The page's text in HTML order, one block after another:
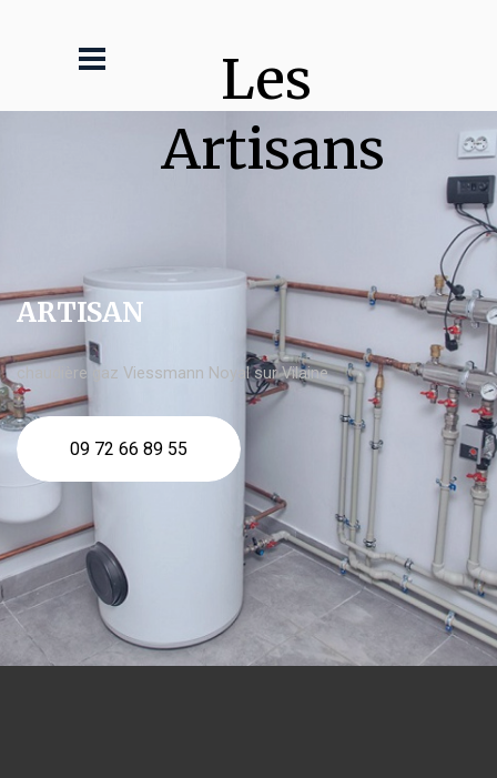
Les
Artisans
ARTISAN
chaudière gaz Viessmann Noyal sur Vilaine
09 72 66 89 55